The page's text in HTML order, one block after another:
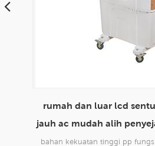
rumah dan luar lcd
jauh ac mudah alih
bahan kekuatan tinggi pp